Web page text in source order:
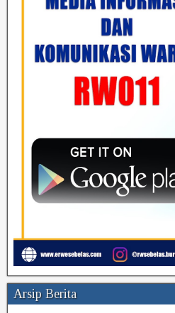
Arsip Berita